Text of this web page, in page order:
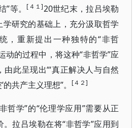
等。
[４１]20世纪末，拉吕埃勒
研究的基础上，充分汲取哲学
，重新提出一种独特的“非哲
动的过程中，将这种“非哲学”应
此呈现出“‘真正解决人与自然
共产主义理想”。
[４２]
哲学”的“伦理学应用”需要从正
拉吕埃勒在将“非哲学”应用到